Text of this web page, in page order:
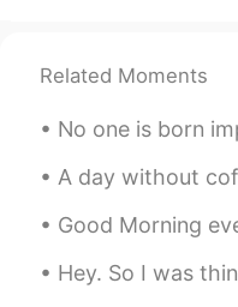
れなかった。
いつも大きい
いて
なか
Related Moments
No one is born imperfect, we just live
A day without coffee is like ....... only
Good Morning everyone! 🙌🏽Picked up my
Hey. So I was thinking today, it’s pretty